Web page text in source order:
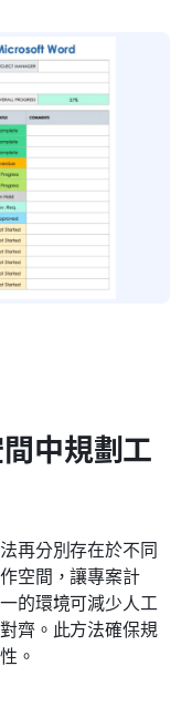
中規劃工
再分別存在於不同
空間，讓專案計
的環境可減少人工
齊。此方法確保規
。